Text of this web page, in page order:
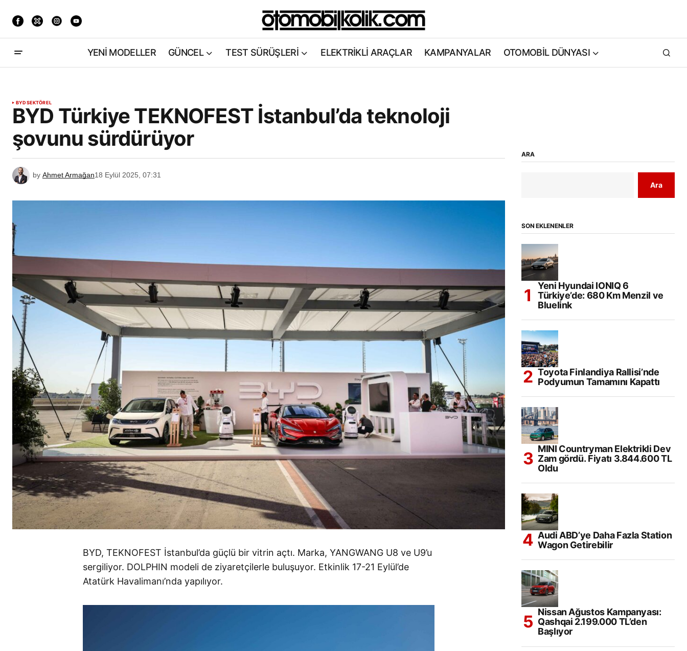
YENİ MODELLER GÜNCEL TEST SÜRÜŞLERİ ELEKTRİKLİ ARAÇLAR KAMPANYALAR OTOMOBİL DÜNYASI
BYDSEKTÖREL
BYD Türkiye TEKNOFEST İstanbul’da teknoloji
şovunu sürdürüyor
by Ahmet Armağan18 Eylül 2025, 07:31
BYD, TEKNOFEST İstanbul’da güçlü bir vitrin açtı. Marka, YANGWANG U8 ve U9’u
sergiliyor. DOLPHIN modeli de ziyaretçilerle buluşuyor. Etkinlik 17-21 Eylül’de
Atatürk Havalimanı’nda yapılıyor.
ARA
Ara
SON EKLENENLER
Yeni Hyundai IONIQ 6
Türkiye’de: 680 Km Menzil ve
Bluelink
Toyota Finlandiya Rallisi’nde
Podyumun Tamamını Kapattı
MINI Countryman Elektrikli Dev
Zam gördü. Fiyatı 3.844.600 TL
Oldu
Audi ABD’ye Daha Fazla Station
Wagon Getirebilir
Nissan Ağustos Kampanyası:
Qashqai 2.199.000 TL’den
Başlıyor